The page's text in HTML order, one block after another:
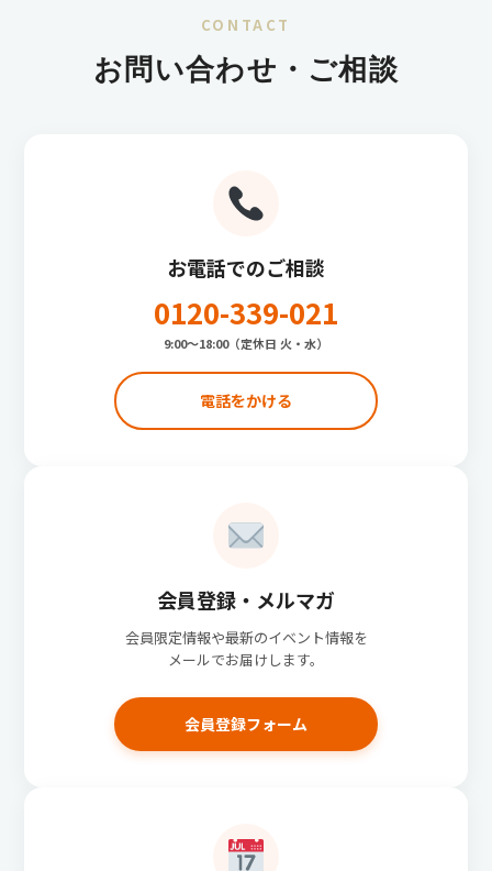
CONTACT
お問い合わせ・ご相談
お電話でのご相談
0120-339-021
9:00〜18:00（定休日 火・水）
電話をかける
会員登録・メルマガ
会員限定情報や最新のイベント情報を
メールでお届けします。
会員登録フォーム